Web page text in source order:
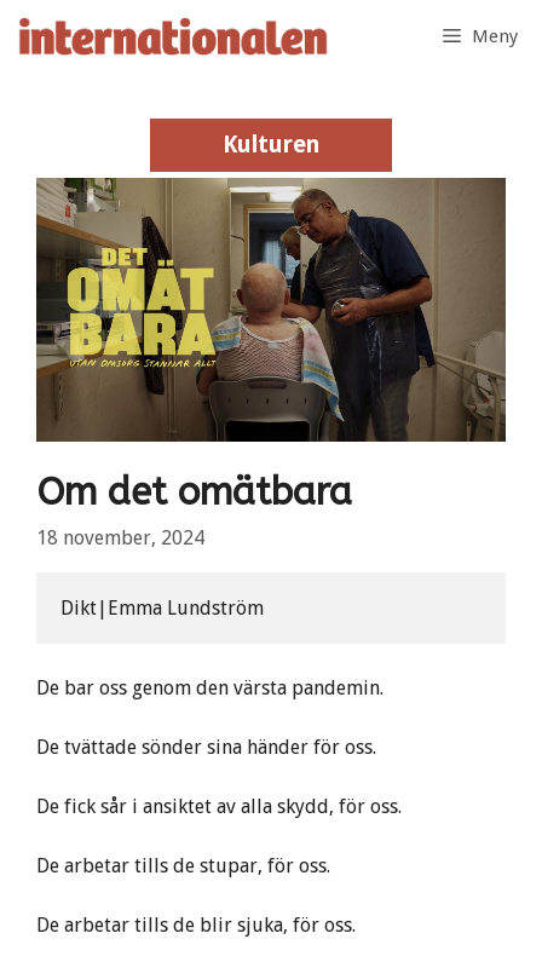
Hoppa
Meny
Kulturen
Kulturen
Om det omätbara
18 november, 2024
Dikt|Emma Lundström
De bar oss genom den värsta pandemin.
De tvättade sönder sina händer för oss.
De fick sår i ansiktet av alla skydd, för oss.
De arbetar tills de stupar, för oss.
De arbetar tills de blir sjuka, för oss.